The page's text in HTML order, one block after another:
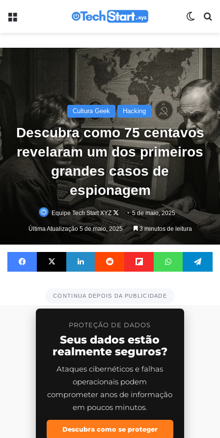
Menu
Cultura Geek Hacking
Descubra como 75 centavos
revelaram um dos primeiros
grandes casos de
espionagem
Equipe Tech Start XYZ
Follow
on
5 de maio, 2025
Última Atualização 5 de maio, 2025 3 minutos de leitura
Facebook X Linkedin Reddit Flipboard WhatsApp
CONTINUA DEPOIS DA PUBLICIDADE
PROTEÇÃO DE DADOS
Seus dados estão
realmente seguros?
Ataques cibernéticos e falhas
operacionais podem
comprometer anos de informação
em poucos minutos.
Descubra como se proteger